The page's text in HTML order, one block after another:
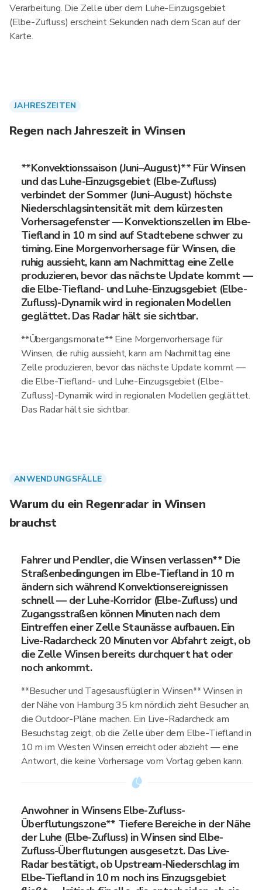
Verarbeitung. Die Zelle über dem Luhe-Einzugsgebiet
(Elbe-Zufluss) erscheint Sekunden nach dem Scan auf der
Karte.
JAHRESZEITEN
Regen nach Jahreszeit in Winsen
**Konvektionssaison (Juni–August)** Für Winsen
und das Luhe-Einzugsgebiet (Elbe-Zufluss)
verbindet der Sommer (Juni–August) höchste
Niederschlagsintensität mit dem kürzesten
Vorhersagefenster — Konvektionszellen im Elbe-
Tiefland in 10 m sind auf Stadtebene schwer zu
timing. Eine Morgenvorhersage für Winsen, die
ruhig aussieht, kann am Nachmittag eine Zelle
produzieren, bevor das nächste Update kommt —
die Elbe-Tiefland- und Luhe-Einzugsgebiet (Elbe-
Zufluss)-Dynamik wird in regionalen Modellen
geglättet. Das Radar hält sie sichtbar.
**Übergangsmonate** Eine Morgenvorhersage für
Winsen, die ruhig aussieht, kann am Nachmittag eine
Zelle produzieren, bevor das nächste Update kommt —
die Elbe-Tiefland- und Luhe-Einzugsgebiet (Elbe-
Zufluss)-Dynamik wird in regionalen Modellen geglättet.
Das Radar hält sie sichtbar.
ANWENDUNGSFÄLLE
Warum du ein Regenradar in Winsen
brauchst
Fahrer und Pendler, die Winsen verlassen** Die
Straßenbedingungen im Elbe-Tiefland in 10 m
ändern sich während Konvektionsereignissen
schnell — der Luhe-Korridor (Elbe-Zufluss) und
Zugangsstraßen können Minuten nach dem
Eintreffen einer Zelle Staunässe aufbauen. Ein
Live-Radarcheck 20 Minuten vor Abfahrt zeigt, ob
die Zelle Winsen bereits durchquert hat oder
noch ankommt.
**Besucher und Tagesausflügler in Winsen** Winsen in
der Nähe von Hamburg 35 km nördlich zieht Besucher an,
die Outdoor-Pläne machen. Ein Live-Radarcheck am
Besuchstag zeigt, ob die Zelle über dem Elbe-Tiefland in
10 m im Westen Winsen erreicht oder abzieht — eine
Antwort, die keine Vorhersage vom Vortag geben kann.
Anwohner in Winsens Elbe-Zufluss-
Überflutungszone** Tiefere Bereiche in der Nähe
der Luhe (Elbe-Zufluss) in Winsen sind Elbe-
Zufluss-Überflutungen ausgesetzt. Das Live-
Radar bestätigt, ob Upstream-Niederschlag im
Elbe-Tiefland in 10 m noch ins Einzugsgebiet